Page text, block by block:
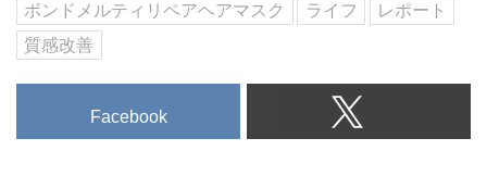
ボンドメルティリペアヘアマスク
ライフ
レポート
質感改善
Facebook